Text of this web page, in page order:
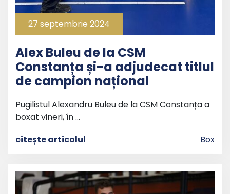
27 septembrie 2024
Alex Buleu de la CSM
Constanța și-a adjudecat titlul
de campion național
Pugilistul Alexandru Buleu de la CSM Constanța a
boxat vineri, în …
citește articolul
Box